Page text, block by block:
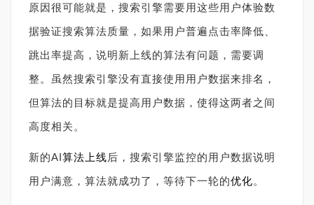
原因很可能就是，搜索引擎需要用这些用户体验数
据验证搜索算法质量，如果用户普遍点击率降低、
跳出率提高，说明新上线的算法有问题，需要调
整。虽然搜索引擎没有直接使用用户数据来排名，
但算法的目标就是提高用户数据，使得这两者之间
高度相关。
新的AI算法上线后，搜索引擎监控的用户数据说明
用户满意，算法就成功了，等待下一轮的优化。